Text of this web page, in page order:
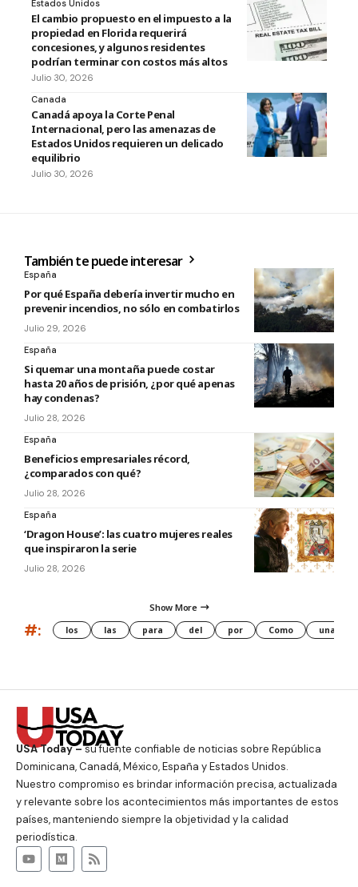
Estados Unidos
El cambio propuesto en el impuesto a la
propiedad en Florida requerirá
concesiones, y algunos residentes
podrían terminar con costos más altos
Julio 30, 2026
Canada
Canadá apoya la Corte Penal
Internacional, pero las amenazas de
Estados Unidos requieren un delicado
equilibrio
Julio 30, 2026
También te puede interesar
España
Por qué España debería invertir mucho en
prevenir incendios, no sólo en combatirlos
Julio 29, 2026
España
Si quemar una montaña puede costar
hasta 20 años de prisión, ¿por qué apenas
hay condenas?
Julio 28, 2026
España
Beneficios empresariales récord,
¿comparados con qué?
Julio 28, 2026
España
‘Dragon House’: las cuatro mujeres reales
que inspiraron la serie
Julio 28, 2026
Show More
#: los las para del por Como una
USA Today –su fuente confiable de noticias sobre República
Dominicana, Canadá, México, España y Estados Unidos.
Nuestro compromiso es brindar información precisa, actualizada
y relevante sobre los acontecimientos más importantes de estos
países, manteniendo siempre la objetividad y la calidad
periodística.